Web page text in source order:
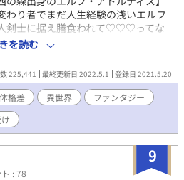
わり者でまだ人生経験の浅いエルフ
剣士に据え膳食われて♡♡♡ってな
めるノーストレスなラブコメです。
エンドになります。 全編に渡ってか
意下さい。（★がついています） 地
出てきます ※６年前にpixivで書いた
表紙素材お借りしてます♡ komako
artworks/88969075
を読む
225,441 最終更新日 2022.5.1 登録日 2021.5.20
体格差 異世界
ファンタジー
9
: 78